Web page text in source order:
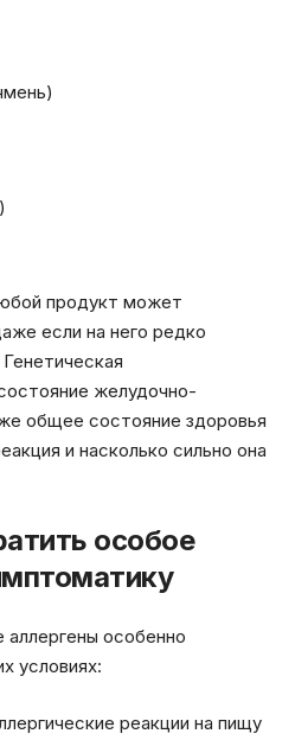
продукт может
если на него редко
желудочно-
общее состояние здоровья
и насколько сильно она
особое
особенно
условиях:
реакции на пищу